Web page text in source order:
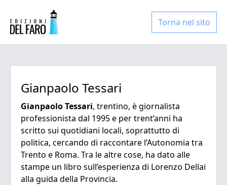
Torna nel sito
Gianpaolo Tessari
Gianpaolo Tessari, trentino, è giornalista
professionista dal 1995 e per trent’anni ha
scritto sui quotidiani locali, soprattutto di
politica, cercando di raccontare l’Autonomia tra
Trento e Roma. Tra le altre cose, ha dato alle
stampe un libro sull’esperienza di Lorenzo Dellai
alla guida della Provincia.